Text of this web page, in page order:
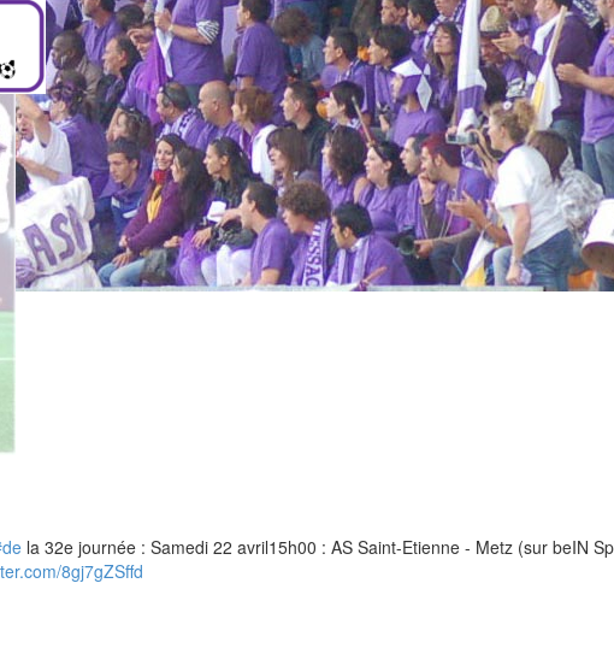
la 32e journée : Samedi 22 avril15h00 : AS Saint-Etienne - Metz (sur beIN
8gj7gZSffd